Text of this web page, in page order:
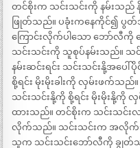
တင်စိုးက သင်းသင်းကို နမ်းသ
ဖြုတ်သည်။ ပခုံးကနေကိုင်၍ ပွတ်
ကြောင်းလိုက်ပါသော ဘော်လီကို
သင်းသင်းကို သူစုပ်နမ်းသည်။ သ
နမ်းဆင်းရင်း သင်းသင်းနို့အပေ
စို့ရင်း မိုးမိုးခါးကို လှမ်းဖက်သ
သင်းသင်းနို့ကို စို့ရင်း မိုးမိုးနို့ကို
ထားသည်။ တင်စိုးက သင်းသင်း
လိုက်သည်။ သင်းသင်းက အလိုက်
သူက သင်းသင်းဘော်လီကို ချွတ်သည်